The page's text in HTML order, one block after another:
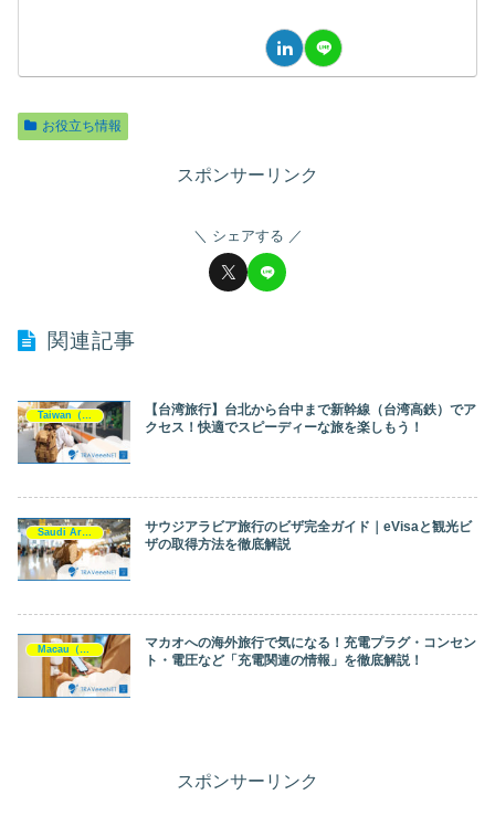
お役立ち情報
スポンサーリンク
シェアする
関連記事
Taiwan（台湾）
【台湾旅行】台北から台中まで新幹線（台湾高鉄）でア
クセス！快適でスピーディーな旅を楽しもう！
サウジアラビア旅行のビザ完全ガイド｜eVisaと観光ビ
ザの取得方法を徹底解説
マカオへの海外旅行で気になる！充電プラグ・コンセン
ト・電圧など「充電関連の情報」を徹底解説！
スポンサーリンク